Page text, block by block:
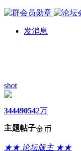
发消息
shot
3444
主题
9054
帖子
2万
金币
★★ 论坛版主 ★★